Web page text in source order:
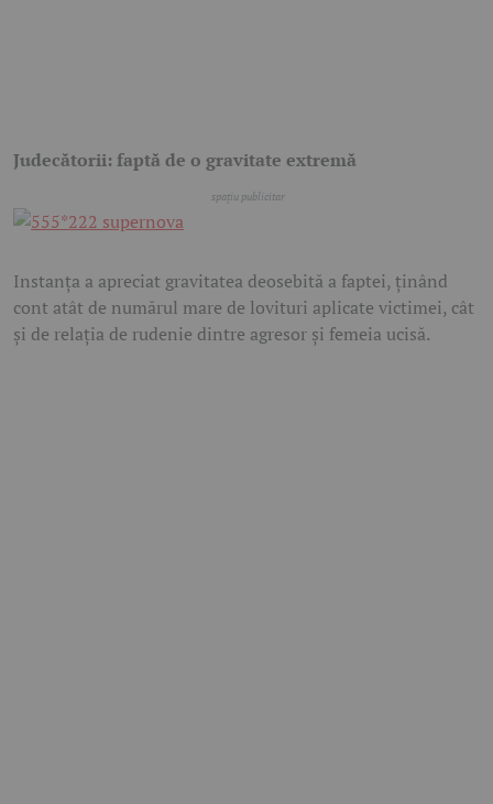
Judecătorii: faptă de o gravitate extremă
Instanța a apreciat gravitatea deosebită a faptei, ținând
cont atât de numărul mare de lovituri aplicate victimei, cât
și de relația de rudenie dintre agresor și femeia ucisă.